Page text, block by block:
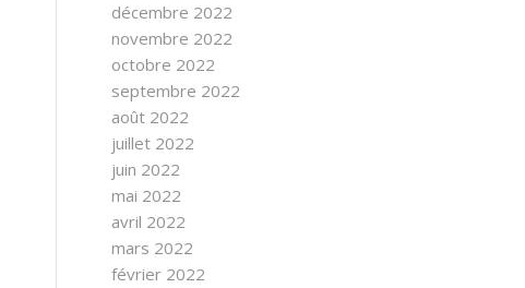
décembre 2022
novembre 2022
octobre 2022
septembre 2022
août 2022
juillet 2022
juin 2022
mai 2022
avril 2022
mars 2022
février 2022